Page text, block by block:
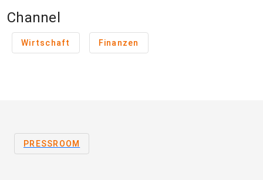
Channel
Wirtschaft Finanzen
PRESSROOM